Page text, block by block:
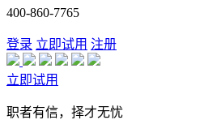
400-860-7765
登录 立即试用 注册
立即试用
职者有信，择才无忧